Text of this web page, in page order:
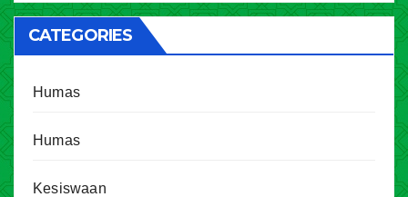
CATEGORIES
Humas
Humas
Kesiswaan